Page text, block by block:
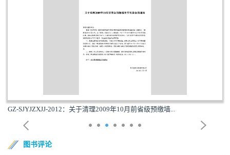
GZ-SJYJZXJJ-2012：关于清理2009年10月前省级预缴墙...
图书评论